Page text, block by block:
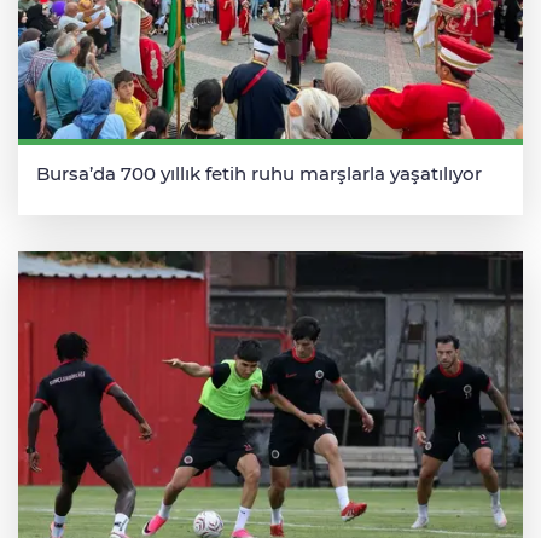
Bursa’da 700 yıllık fetih ruhu marşlarla yaşatılıyor